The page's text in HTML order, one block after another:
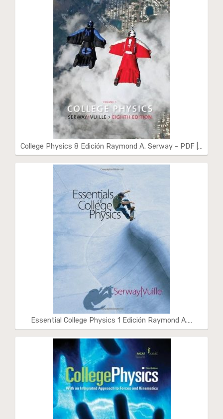
College Physics 8 Edición Raymond A. Serway - PDF |…
Essential College Physics 1 Edición Raymond A.…